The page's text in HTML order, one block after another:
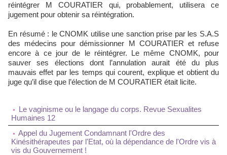
réintégrer M COURATIER qui, probablement, utilisera ce
jugement pour obtenir sa réintégration.
En résumé : le CNOMK utilise une sanction prise par les S.A.S
des médecins pour démissionner M COURATIER et refuse
encore à ce jour de le réintégrer. Le même CNOMK, pour
sauver ses élections dont l’annulation aurait été du plus
mauvais effet par les temps qui courent, explique et obtient du
juge qu’il dise que l’élection de M COURATIER était licite.
Le vaginisme ou le langage du corps. Revue Sexualites
Humaines 12
Appel du Jugement Condamnant l'Ordre des
Kinésithérapeutes par l'Etat, où la dépendance de l'Ordre vis à
vis du Gouvernement !